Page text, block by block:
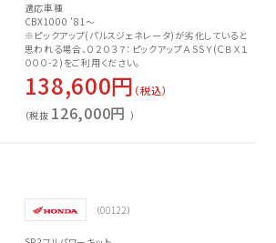
適応車種
CBX1000 '81～
※ピックアップ(パルスジェネレータ)が劣化していると
思われる場合、０２０３７：ピックアップＡＳＳＹ(ＣＢＸ１
０００-２)をご利用ください。
138,600円 （税込）
（税抜 126,000円 ）
（00122）